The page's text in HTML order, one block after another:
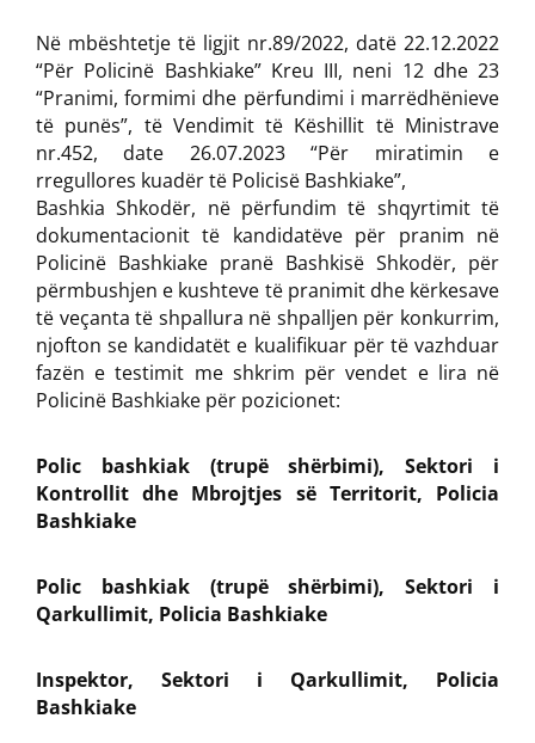
Në mbështetje të ligjit nr.89/2022, datë 22.12.2022
“Për Policinë Bashkiake” Kreu III, neni 12 dhe 23
“Pranimi, formimi dhe përfundimi i marrëdhënieve
të punës”, të Vendimit të Këshillit të Ministrave
nr.452, date 26.07.2023 “Për miratimin e
rregullores kuadër të Policisë Bashkiake”,
Bashkia Shkodër, në përfundim të shqyrtimit të
dokumentacionit të kandidatëve për pranim në
Policinë Bashkiake pranë Bashkisë Shkodër, për
përmbushjen e kushteve të pranimit dhe kërkesave
të veçanta të shpallura në shpalljen për konkurrim,
njofton se kandidatët e kualifikuar për të vazhduar
fazën e testimit me shkrim për vendet e lira në
Policinë Bashkiake për pozicionet:
Polic bashkiak (trupë shërbimi), Sektori i
Kontrollit dhe Mbrojtjes së Territorit, Policia
Bashkiake
Polic bashkiak (trupë shërbimi), Sektori i
Qarkullimit, Policia Bashkiake
Inspektor, Sektori i Qarkullimit, Policia
Bashkiake